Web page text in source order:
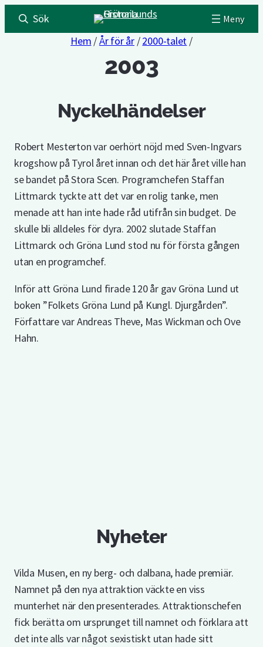
Sök
Hem /År för år /2000-talet /
2003
Nyckelhändelser
Robert Mesterton var oerhört nöjd med Sven-Ingvars
krogshow på Tyrol året innan och det här året ville han
se bandet på Stora Scen. Programchefen Staffan
Littmarck tyckte att det var en rolig tanke, men
menade att han inte hade råd utifrån sin budget. De
skulle bli alldeles för dyra. 2002 slutade Staffan
Littmarck och Gröna Lund stod nu för första gången
utan en programchef.
Inför att Gröna Lund firade 120 år gav Gröna Lund ut
boken ”Folkets Gröna Lund på Kungl. Djurgården”.
Författare var Andreas Theve, Mas Wickman och Ove
Hahn.
Nyheter
Vilda Musen, en ny berg- och dalbana, hade premiär.
Namnet på den nya attraktion väckte en viss
munterhet när den presenterades. Attraktionschefen
fick berätta om ursprunget till namnet och förklara att
det inte alls var något sexistiskt utan hade sitt